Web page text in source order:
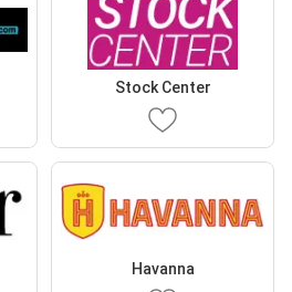
Stock Center
Havanna